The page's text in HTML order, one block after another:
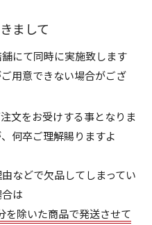
まして
にて同時に実施致します
用意できない場合がござ
文をお受けする事となりま
何卒ご理解賜りますよ
などで欠品してしまってい
は
を除いた商品で発送させて